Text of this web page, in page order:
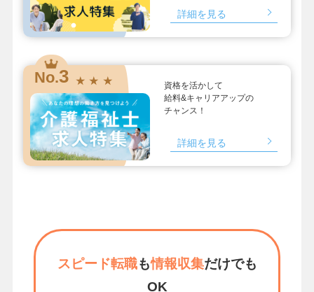
詳細を見る
No.3 ★ ★ ★
資格を活かして
給料&キャリアアップの
チャンス！
詳細を見る
スピード転職も情報収集だけでも
OK